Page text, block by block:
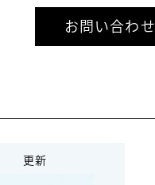
お問い合わせ
更新